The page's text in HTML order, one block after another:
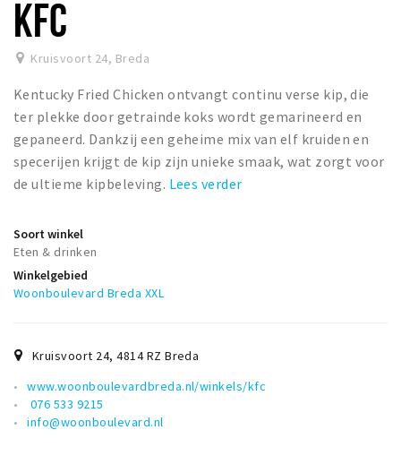
Zorgverzekering
Huisarts en eerste hulp
Q&A
KORTING
Breda Student Shop
Draai aan het rad!
Sport
Nieuws
Agenda
Musea, theaters & podia
Uitjes & activiteiten
Studentenroutes
KFC
Kruisvoort 24, Breda
Kentucky Fried Chicken ontvangt continu verse kip, die
ter plekke door getrainde koks wordt gemarineerd en
gepaneerd. Dankzij een geheime mix van elf kruiden en
specerijen krijgt de kip zijn unieke smaak, wat zorgt voor
de ultieme kipbeleving. Lees verder
Soort winkel
Eten & drinken
Winkelgebied
Woonboulevard Breda XXL
Kruisvoort 24,4814 RZ Breda
www.woonboulevardbreda.nl/winkels/kfc
076 533 9215
info@woonboulevard.nl